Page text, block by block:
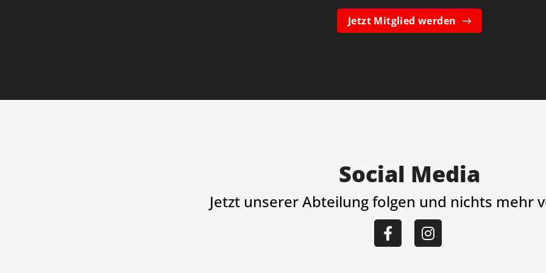
Jetzt Mitglied werden
Social Media
Jetzt unserer Abteilung folgen und nichts mehr